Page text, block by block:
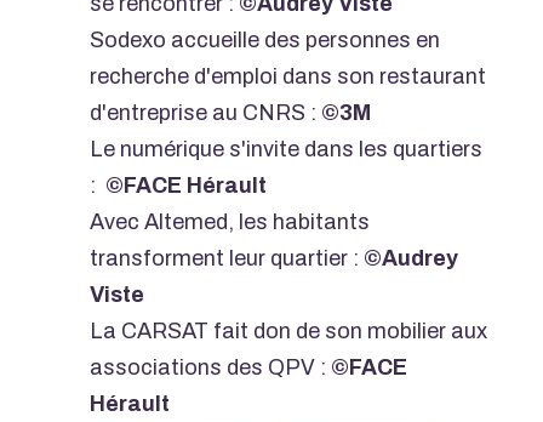
Sodexo accueille des personnes en
recherche d'emploi dans son restaurant
d'entreprise au CNRS : ©3M
Le numérique s'invite dans les quartiers
: ©FACE Hérault
Avec Altemed, les habitants
transforment leur quartier : ©Audrey
Viste
La CARSAT fait don de son mobilier aux
associations des QPV : ©FACE
Hérault